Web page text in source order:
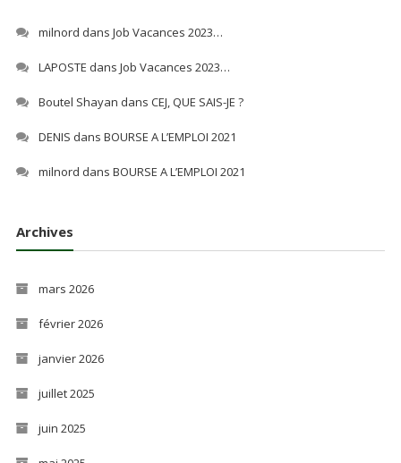
milnord dans Job Vacances 2023…
LAPOSTE dans Job Vacances 2023…
Boutel Shayan dans CEJ, QUE SAIS-JE ?
DENIS dans BOURSE A L’EMPLOI 2021
milnord dans BOURSE A L’EMPLOI 2021
Archives
mars 2026
février 2026
janvier 2026
juillet 2025
juin 2025